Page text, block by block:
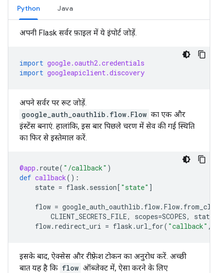
Python Java
अपनी Flask सर्वर फ़ाइल में ये इंपोर्ट जोड़ें.
import google.oauth2.credentials
import googleapiclient.discovery
अपने सर्वर पर रूट जोड़ें.
google_auth_oauthlib.flow.Flow का एक और
इंस्टेंस बनाएं. हालांकि, इस बार पिछले चरण में सेव की गई स्थिति
का फिर से इस्तेमाल करें.
@app . route( "/callback" )
def callback():
state = flask . session[ "state" ]
flow = google_auth_oauthlib . flow. Flow.
CLIENT_SECRETS_FILE, scopes=SCOPES, state
flow. redirect_uri = flask .url_for( "callback" ,
इसके बाद, ऐक्सेस और रीफ़्रेश टोकन का अनुरोध करें. अच्छी
बात यह है कि flow ऑब्जेक्ट में, ऐसा करने के लिए